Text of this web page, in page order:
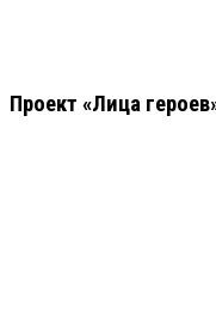
Проект «Лица